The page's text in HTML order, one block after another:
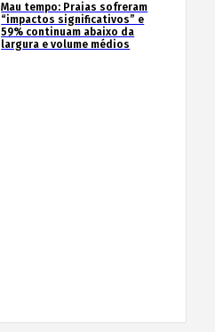
Mau tempo: Praias sofreram
“impactos significativos” e
59% continuam abaixo da
largura e volume médios